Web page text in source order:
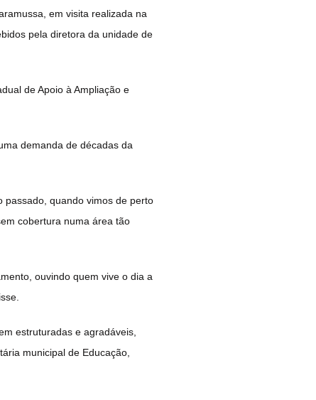
em visita realizada na
pela diretora da unidade de
de Apoio à Ampliação e
demanda de décadas da
passado, quando vimos de perto
cobertura numa área tão
ouvindo quem vive o dia a
estruturadas e agradáveis,
municipal de Educação,